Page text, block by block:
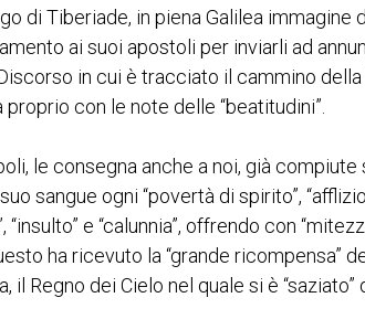
di Tiberiade, in piena Galilea immagine
ai suoi apostoli per inviarli ad
in cui è tracciato il cammino
con le note delle “beatitudini”.
le consegna anche a noi, già compiute
sangue ogni “povertà di spirito”,
e “calunnia”, offrendo con
ha ricevuto la “grande ricompensa”
il Regno dei Cielo nel quale si è “saziato”